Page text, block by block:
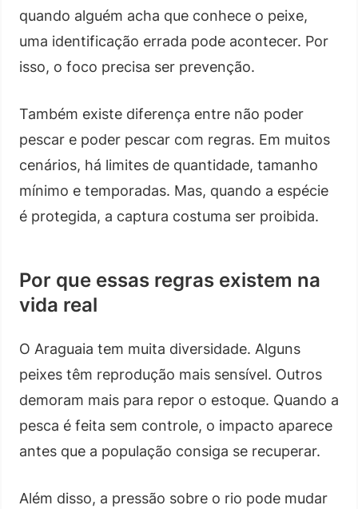
quando alguém acha que conhece o peixe,
uma identificação errada pode acontecer. Por
isso, o foco precisa ser prevenção.
Também existe diferença entre não poder
pescar e poder pescar com regras. Em muitos
cenários, há limites de quantidade, tamanho
mínimo e temporadas. Mas, quando a espécie
é protegida, a captura costuma ser proibida.
Por que essas regras existem na
vida real
O Araguaia tem muita diversidade. Alguns
peixes têm reprodução mais sensível. Outros
demoram mais para repor o estoque. Quando a
pesca é feita sem controle, o impacto aparece
antes que a população consiga se recuperar.
Além disso, a pressão sobre o rio pode mudar